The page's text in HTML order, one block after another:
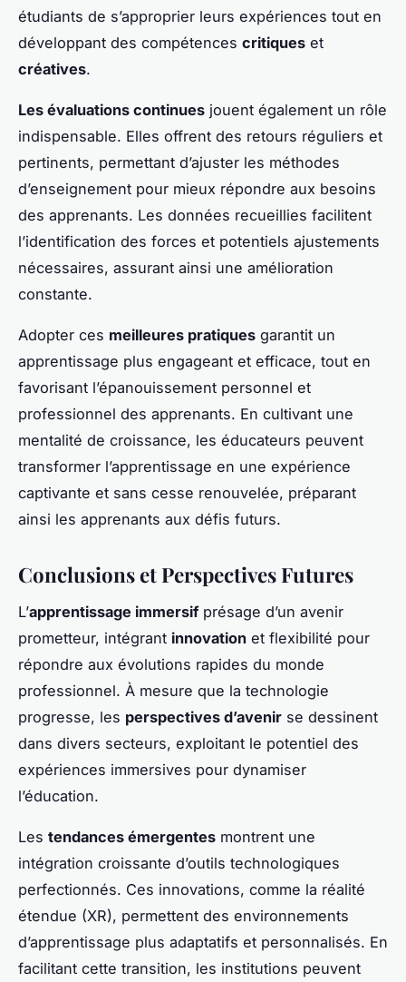
étudiants de s’approprier leurs expériences tout en
développant des compétences critiques et
créatives.
Les évaluations continues jouent également un rôle
indispensable. Elles offrent des retours réguliers et
pertinents, permettant d’ajuster les méthodes
d’enseignement pour mieux répondre aux besoins
des apprenants. Les données recueillies facilitent
l’identification des forces et potentiels ajustements
nécessaires, assurant ainsi une amélioration
constante.
Adopter ces meilleures pratiques garantit un
apprentissage plus engageant et efficace, tout en
favorisant l’épanouissement personnel et
professionnel des apprenants. En cultivant une
mentalité de croissance, les éducateurs peuvent
transformer l’apprentissage en une expérience
captivante et sans cesse renouvelée, préparant
ainsi les apprenants aux défis futurs.
Conclusions et Perspectives Futures
L’apprentissage immersifprésage d’un avenir
prometteur, intégrant innovation et flexibilité pour
répondre aux évolutions rapides du monde
professionnel. À mesure que la technologie
progresse, les perspectives d’avenir se dessinent
dans divers secteurs, exploitant le potentiel des
expériences immersives pour dynamiser
l’éducation.
Les tendances émergentes montrent une
intégration croissante d’outils technologiques
perfectionnés. Ces innovations, comme la réalité
étendue (XR), permettent des environnements
d’apprentissage plus adaptatifs et personnalisés. En
facilitant cette transition, les institutions peuvent